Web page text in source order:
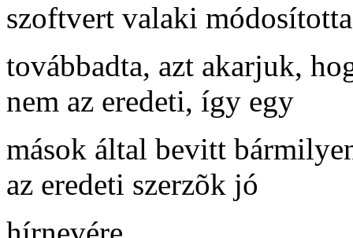
szoftvert valaki
továbbadta, azt akarjuk,
nem az eredeti, így egy
mások által bevitt
az eredeti szerzõk jó